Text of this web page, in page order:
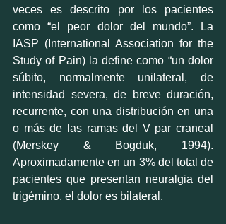
veces es descrito por los pacientes
como “el peor dolor del mundo”. La
IASP (International Association for the
Study of Pain) la define como “un dolor
súbito, normalmente unilateral, de
intensidad severa, de breve duración,
recurrente, con una distribución en una
o más de las ramas del V par craneal
(Merskey & Bogduk, 1994).
Aproximadamente en un 3% del total de
pacientes que presentan neuralgia del
trigémino, el dolor es bilateral.